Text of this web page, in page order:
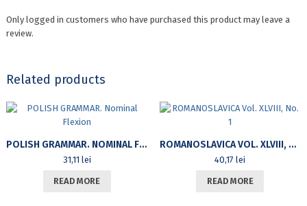
Only logged in customers who have purchased this product may leave a
review.
Related products
POLISH GRAMMAR. NOMINAL FLEXION
31,11 lei
READ MORE
ROMANOSLAVICA VOL. XLVIII, NO. 1
40,17lei
READ MORE